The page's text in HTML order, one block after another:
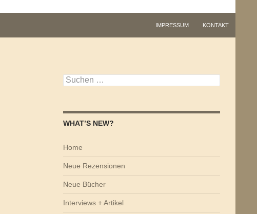
IMPRESSUM KONTAKT
Suchen
nach:
WHAT’S NEW?
Home
Neue Rezensionen
Neue Bücher
Interviews + Artikel